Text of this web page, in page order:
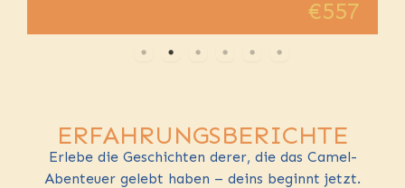
€557
ERFAHRUNGSBERICHTE
Erlebe die Geschichten derer, die das Camel-
Abenteuer gelebt haben – deins beginnt jetzt.